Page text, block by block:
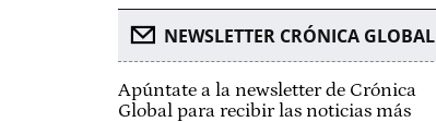
NEWSLETTER CRÓNICA GLOBAL
Apúntate a la newsletter de Crónica
Global para recibir las noticias más